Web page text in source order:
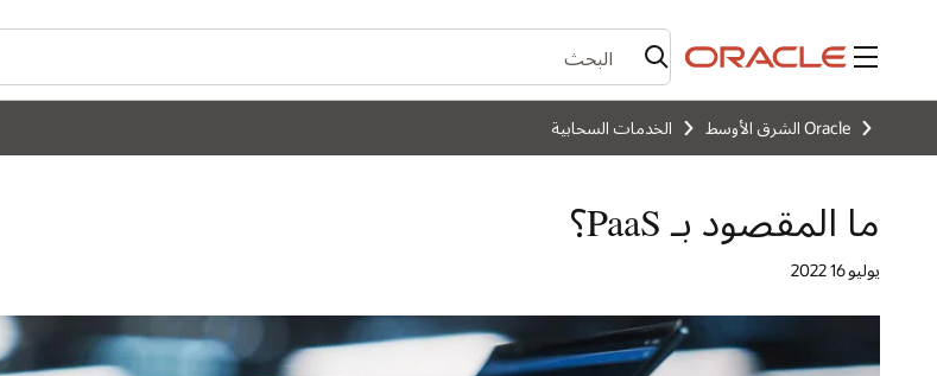
القائمة
Oracle الشرق الأوسط الخدمات السحابية
ما المقصود بـ PaaS؟
يوليو 16؜ 2022